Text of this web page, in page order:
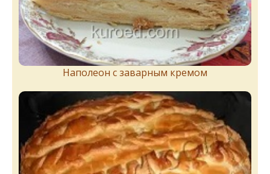
Наполеон с заварным кремом